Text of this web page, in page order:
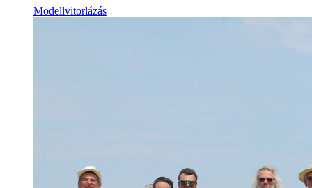
Modellvitorlázás